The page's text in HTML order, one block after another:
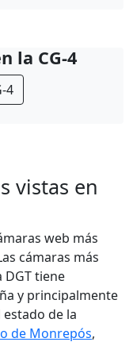
la CG-4
4
vistas en
web más
cámaras más
DGT tiene
y principalmente
de la
de Monrepós,